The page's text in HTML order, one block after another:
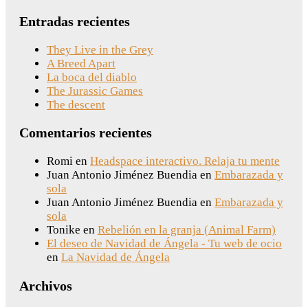
Entradas recientes
They Live in the Grey
A Breed Apart
La boca del diablo
The Jurassic Games
The descent
Comentarios recientes
Romi en Headspace interactivo. Relaja tu mente
Juan Antonio Jiménez Buendia en Embarazada y
sola
Juan Antonio Jiménez Buendia en Embarazada y
sola
Tonike en Rebelión en la granja (Animal Farm)
El deseo de Navidad de Ángela - Tu web de ocio
en La Navidad de Ángela
Archivos